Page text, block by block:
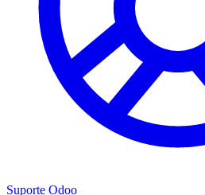
Suporte Odoo